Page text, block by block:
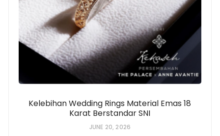
Kelebihan Wedding Rings Material Emas 18
Karat Berstandar SNI
JUNE 20, 2026